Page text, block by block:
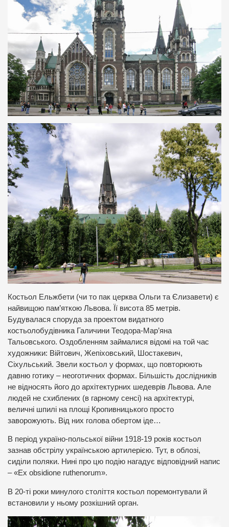
Костьол Ельжбети (чи то пак церква Ольги та Єлизавети) є
найвищою пам’яткою Львова. Її висота 85 метрів.
Будувалася споруда за проектом видатного
костьолобудівника Галичини Теодора-Мар’яна
Тальовського. Оздобленням займалися відомі на той час
художники: Війтович, Жепіховський, Шостакевич,
Сіхульський. Звели костьол у формах, що повторюють
давню готику – неоготичних формах. Більшість дослідників
не відносять його до архітектурних шедеврів Львова. Але
людей не схиблених (в гарному сенсі) на архітектурі,
величні шпилі на площі Кропивницького просто
заворожують. Від них голова обертом іде…
В період україно-польської війни 1918-19 років костьол
зазнав обстрілу українською артилерією. Тут, в облозі,
сиділи поляки. Нині про цю подію нагадує відповідний напис
– «Ex obsidione ruthenorum».
В 20-ті роки минулого століття костьол поремонтували й
встановили у ньому розкішний орган.